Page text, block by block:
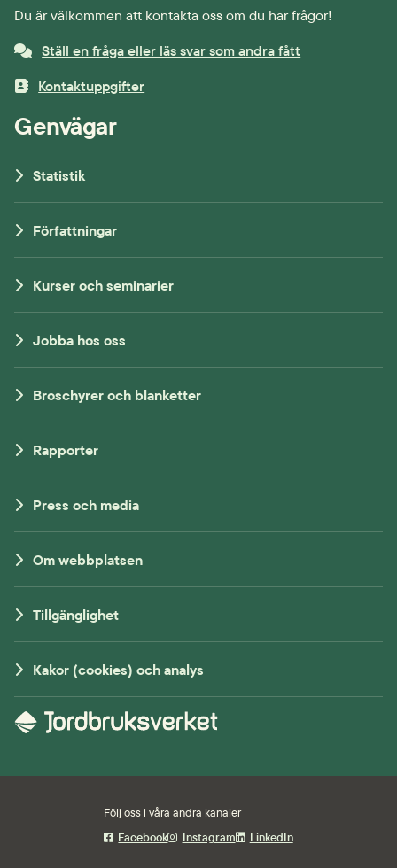
Du är välkommen att kontakta oss om du har frågor!
Ställ en fråga eller läs svar som andra fått
Kontaktuppgifter
Genvägar
Statistik
Författningar
Kurser och seminarier
Jobba hos oss
Broschyrer och blanketter
Rapporter
Press och media
Om webbplatsen
Tillgänglighet
Kakor (cookies) och analys
Följ oss i våra andra kanaler
Facebook
Instagram LinkedIn